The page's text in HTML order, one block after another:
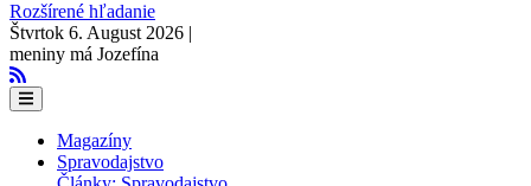
Rozšírené hľadanie
Štvrtok 6. August 2026 |
meniny má Jozefína
Magazíny
Spravodajstvo